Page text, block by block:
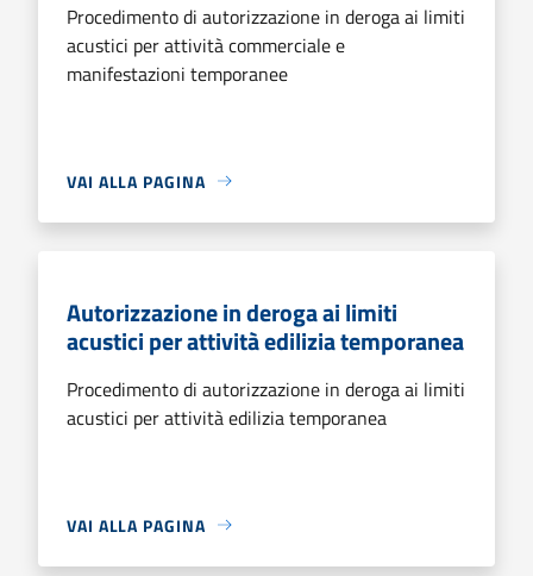
Procedimento di autorizzazione in deroga ai limiti
acustici per attività commerciale e
manifestazioni temporanee
VAI ALLA PAGINA
Autorizzazione in deroga ai limiti
acustici per attività edilizia temporanea
Procedimento di autorizzazione in deroga ai limiti
acustici per attività edilizia temporanea
VAI ALLA PAGINA